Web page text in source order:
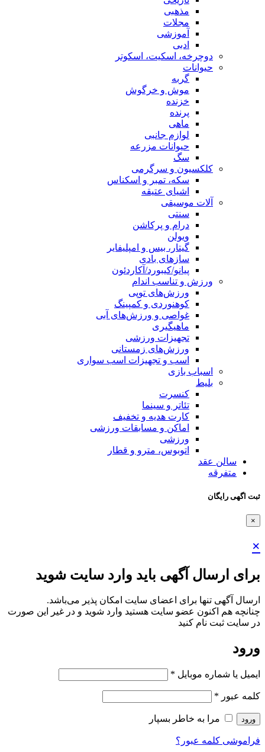
مذهبی
مجلات
آموزشی
ادبی
دوچرخه، اسکیت، اسکوتر
حیوانات
گربه
موش و خرگوش
خزنده
پرنده
ماهی
لوازم جانبی
حیوانات مزرعه
سگ
کلکسیون و سرگرمی
سکه، تمبر و اسکناس
اشیای عتیقه
آلات موسیقی
سنتی
درام و پرکاشن
ویولن
گیتار، بیس و امپلیفایر
سازهای بادی
پیانو/کیبورد/آکاردئون
ورزش و تناسب اندام
ورزش‌های توپی
کوهنوردی و کمپینگ
غواصی و ورزش‌های آبی
ماهیگیری
تجهیزات ورزشی
ورزش‌های زمستانی
اسب و تجهیزات اسب سواری
اسباب‌ بازی
بلیط
کنسرت
تئاتر و سینما
کارت هدیه و تخفیف
اماکن و مسابقات ورزشی
ورزشی
اتوبوس، مترو و قطار
سالن عقد
متفرقه
ثبت اگهی رایگان
×
×
برای ارسال آگهی باید وارد سایت شوید
ارسال آگهی تنها برای اعضای سایت امکان پذیر می‌باشد.
چنانچه هم‌ اکنون عضو سایت هستید وارد شوید و در غیر این صورت
در سایت ثبت نام کنید
ورود
ایمیل یا شماره موبایل *
کلمه عبور *
ورود مرا به خاطر بسپار
فراموشی کلمه عبور؟